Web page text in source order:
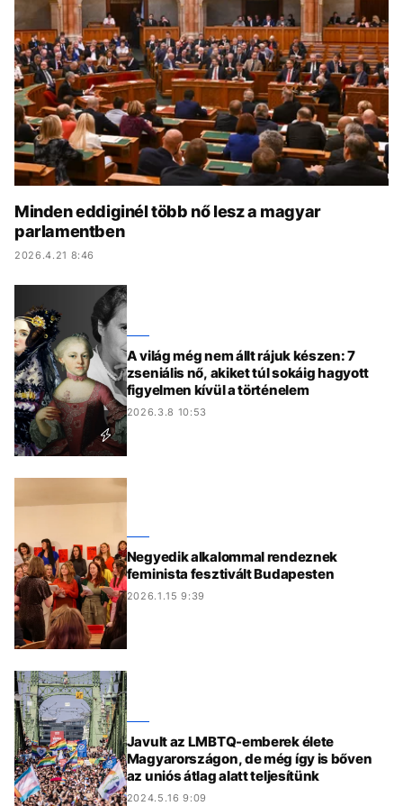
KÖZÉLET UTAZÁS
ÉLETMÓD DESIGN
BESZÉLGETÉSEK ARCOK
VIDEÓ TÖRTÉNETEK
GASZTRO
Minden eddiginél több nő lesz a magyar
parlamentben
2026.4.21 8:46
A világ még nem állt rájuk készen: 7
zseniális nő, akiket túl sokáig hagyott
figyelmen kívül a történelem
2026.3.8 10:53
Negyedik alkalommal rendeznek
feminista fesztivált Budapesten
2026.1.15 9:39
Javult az LMBTQ-emberek élete
Magyarországon, de még így is bőven
az uniós átlag alatt teljesítünk
2024.5.16 9:09